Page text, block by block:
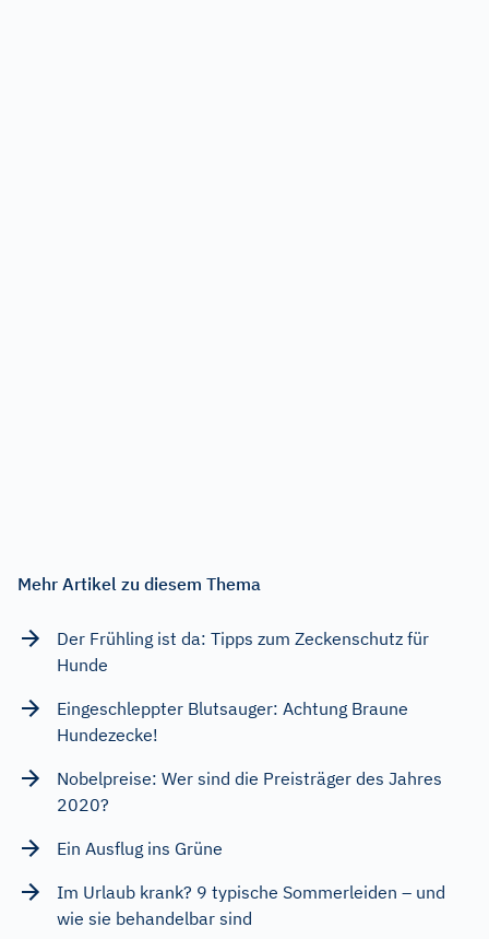
Mehr Artikel zu diesem Thema
Der Frühling ist da: Tipps zum Zeckenschutz für
Hunde
Eingeschleppter Blutsauger: Achtung Braune
Hundezecke!
Nobelpreise: Wer sind die Preisträger des Jahres
2020?
Ein Ausflug ins Grüne
Im Urlaub krank? 9 typische Sommerleiden – und
wie sie behandelbar sind